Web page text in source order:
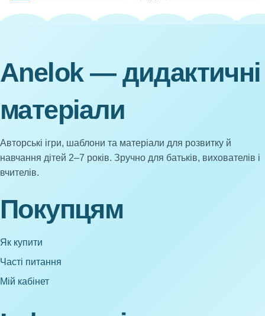
Anelok — дидактичні
матеріали
Авторські ігри, шаблони та матеріали для розвитку й
навчання дітей 2–7 років. Зручно для батьків, вихователів і
вчителів.
Покупцям
Як купити
Часті питання
Мій кабінет